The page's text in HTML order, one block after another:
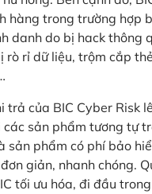
hàng trong trường hợp
danh do bị hack thông
rò rỉ dữ liệu, trộm cắp
trả của BIC Cyber Risk
các sản phẩm tương tự
sản phẩm có phí bảo
giản, nhanh chóng.
tối ưu hóa, đi đầu